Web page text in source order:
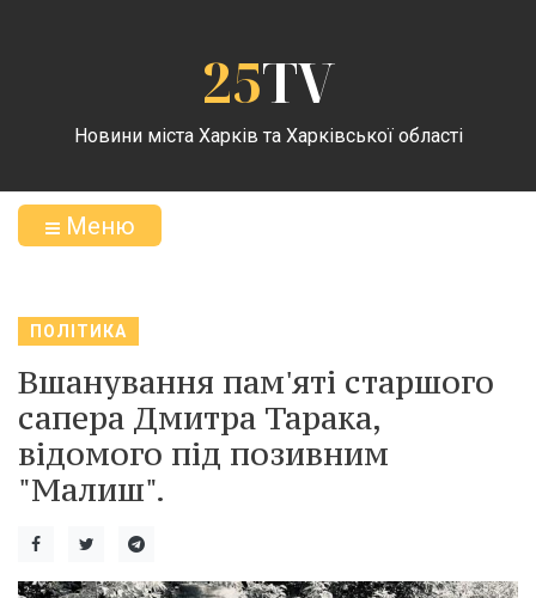
25TV
Новини міста Харків та Харківської області
Меню
ПОЛІТИКА
Вшанування пам'яті старшого
сапера Дмитра Тарака,
відомого під позивним
"Малиш".